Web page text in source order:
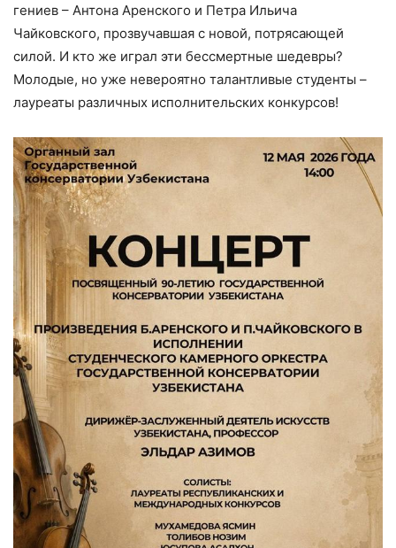
гениев – Антона Аренского и Петра Ильича
Чайковского, прозвучавшая с новой, потрясающей
силой. И кто же играл эти бессмертные шедевры?
Молодые, но уже невероятно талантливые студенты –
лауреаты различных исполнительских конкурсов!